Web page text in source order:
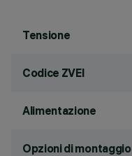
Tensione
Codice ZVEI
Alimentazione
Opzioni di montaggio